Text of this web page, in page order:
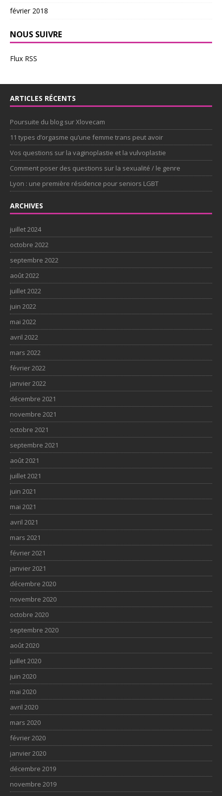
février 2018
NOUS SUIVRE
Flux RSS
ARTICLES RÉCENTS
Poursuite du blog sur Xlovecam
11 types d’orgasme qu’une femme trans peut avoir
Vos questions sur la vaginoplastie et la vulvoplastie
Comment poser des questions sur la sexualité / le genre
Lyon : une première résidence pour seniors LGBT
ARCHIVES
juillet 2024
octobre 2022
septembre 2022
août 2022
juillet 2022
juin 2022
mai 2022
avril 2022
mars 2022
février 2022
janvier 2022
décembre 2021
novembre 2021
octobre 2021
septembre 2021
août 2021
juillet 2021
juin 2021
mai 2021
avril 2021
mars 2021
février 2021
janvier 2021
décembre 2020
novembre 2020
octobre 2020
septembre 2020
août 2020
juillet 2020
juin 2020
mai 2020
avril 2020
mars 2020
février 2020
janvier 2020
décembre 2019
novembre 2019